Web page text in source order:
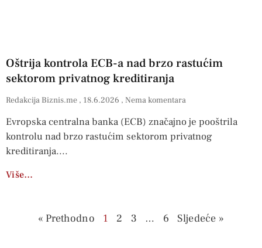
Oštrija kontrola ECB-a nad brzo rastućim
sektorom privatnog kreditiranja
Redakcija Biznis.me 18.6.2026 Nema komentara
Evropska centralna banka (ECB) značajno je pooštrila
kontrolu nad brzo rastućim sektorom privatnog
kreditiranja.
Više…
« Prethodno 1 2 3 … 6 Sljedeće »